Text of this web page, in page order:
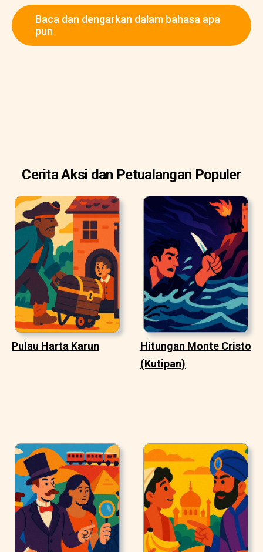
Baca dan dengarkan dalam bahasa apa
pun
Cerita Aksi dan Petualangan Populer
Pulau Harta Karun
Hitungan Monte Cristo
(Kutipan)